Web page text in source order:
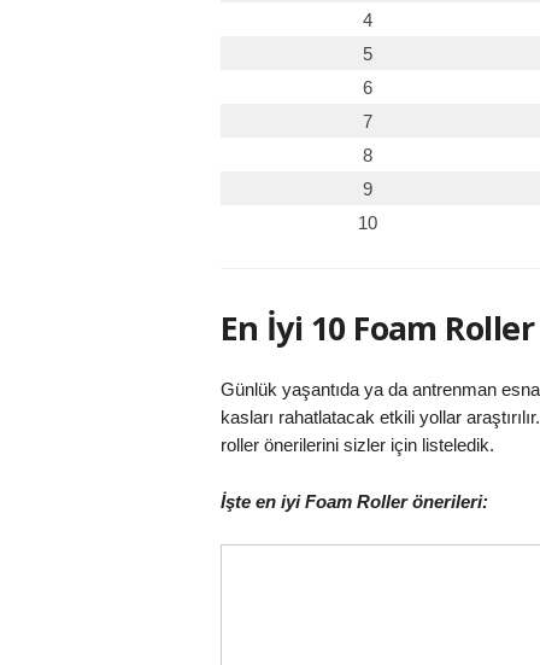
4
5
6
7
8
9
10
En İyi 10 Foam
Günlük yaşantıda ya da antrenman
kasları rahatlatacak etkili yollar
roller önerilerini sizler için listeledik.
İşte en iyi Foam Roller önerileri: